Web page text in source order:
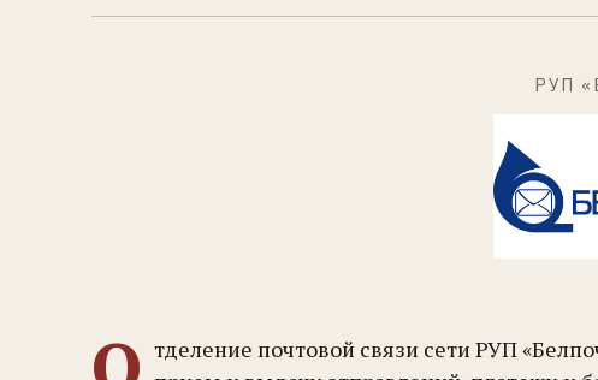
РУП
тделение почтовой связи сети РУП